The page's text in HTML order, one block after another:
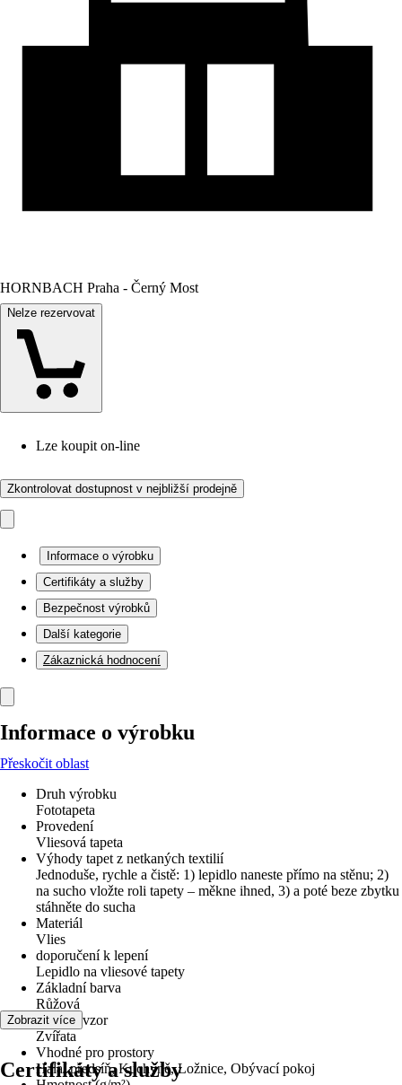
HORNBACH Praha - Černý Most
Nelze rezervovat
Lze koupit on-line
Zkontrolovat dostupnost v nejbližší prodejně
Informace o výrobku
Certifikáty a služby
Bezpečnost výrobků
Další kategorie
Zákaznická hodnocení
Informace o výrobku
Přeskočit oblast
Druh výrobku
Fototapeta
Provedení
Vliesová tapeta
Výhody tapet z netkaných textilií
Jednoduše, rychle a čistě: 1) lepidlo naneste přímo na stěnu; 2)
na sucho vložte roli tapety – měkne ihned, 3) a poté beze zbytku
stáhněte do sucha
Materiál
Vlies
doporučení k lepení
Lepidlo na vliesové tapety
Základní barva
Růžová
Dekor / vzor
Zvířata
Vhodné pro prostory
Hala/ předsíň, Kuchyně, Ložnice, Obývací pokoj
Zobrazit více
Certifikáty a služby